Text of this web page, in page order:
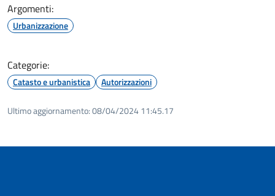
Argomenti:
Urbanizzazione
Categorie:
Catasto e urbanistica Autorizzazioni
Ultimo aggiornamento:08/04/2024 11:45.17